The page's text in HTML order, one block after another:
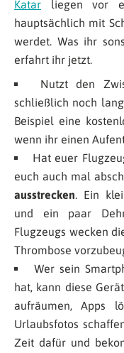
Katar liegen vor
hauptsächlich mit
werdet. Was ihr
erfahrt ihr jetzt.
Nutzt den
schließlich noch
Beispiel eine
wenn ihr einen
Hat euer
euch auch mal
ausstrecken. Ein
und ein paar
Flugzeugs wecken
Thrombose
Wer sein
hat, kann diese
aufräumen, Apps
Urlaubsfotos
Zeit dafür und